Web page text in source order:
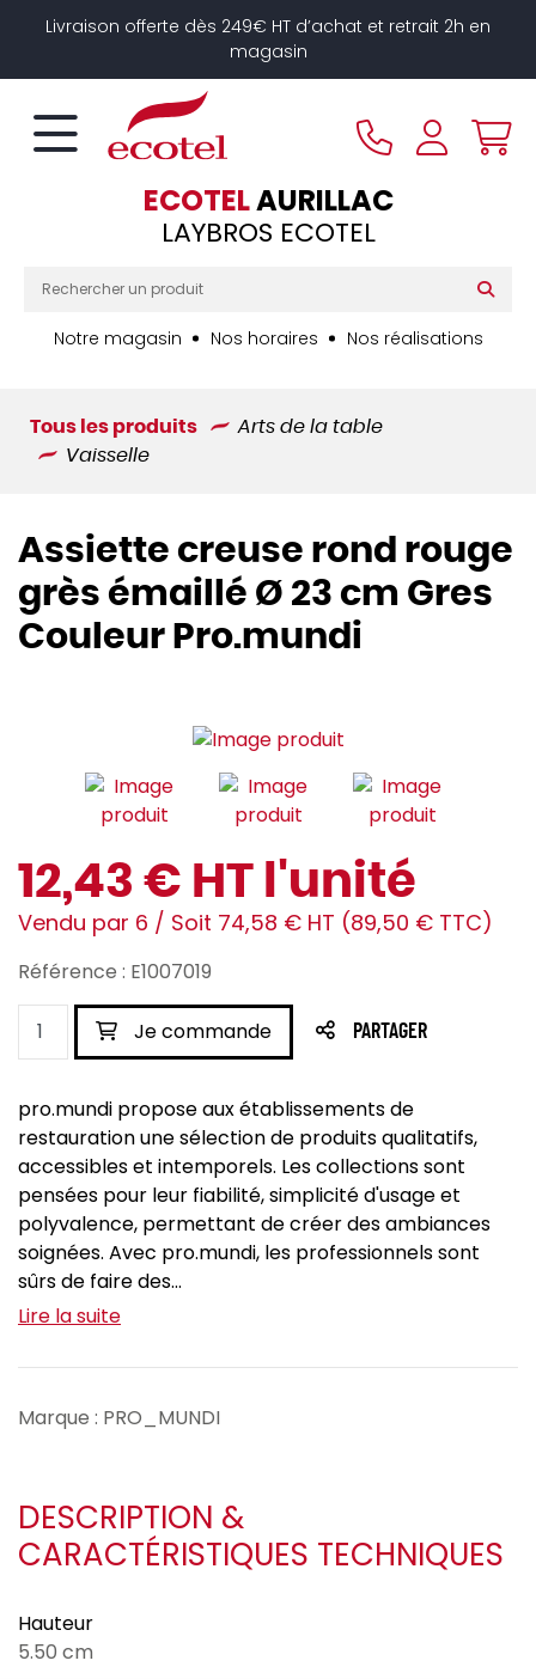
Livraison offerte dès 249€ HT d’achat et retrait 2h en
magasin
ECOTELAURILLAC
LAYBROS ECOTEL
Notre magasin Nos horaires Nos réalisations
Tous les produits
Arts de la table
Vaisselle
Assiette creuse rond rouge
grès émaillé Ø 23 cm Gres
Couleur Pro.mundi
12,43 € HT l'unité
Vendu par 6 / Soit 74,58 € HT (89,50 € TTC)
Référence : E1007019
Je commande PARTAGER
pro.mundi propose aux établissements de
restauration une sélection de produits qualitatifs,
accessibles et intemporels. Les collections sont
pensées pour leur fiabilité, simplicité d'usage et
polyvalence, permettant de créer des ambiances
soignées. Avec pro.mundi, les professionnels sont
sûrs de faire des...
Lire la suite
Marque : PRO_MUNDI
DESCRIPTION &
CARACTÉRISTIQUES TECHNIQUES
Hauteur
5.50 cm
Panneau de gestion des cookies